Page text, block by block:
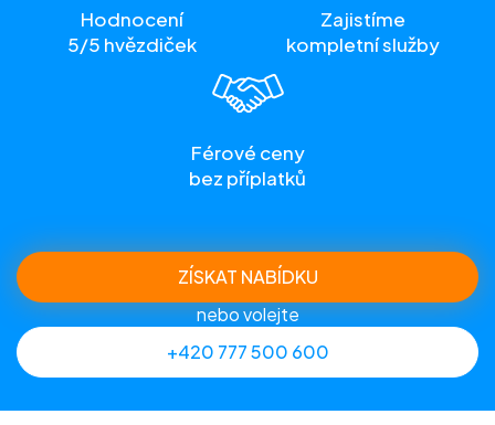
Hodnocení
5/5 hvězdiček
Zajistíme
kompletní služby
Férové ceny
bez příplatků
ZÍSKAT NABÍDKU
nebo volejte
+420 777 500 600